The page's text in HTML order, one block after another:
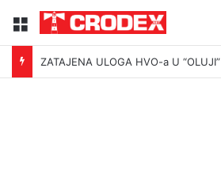
Menu
ZATAJENA ULOGA HVO-a U “OLUJI”